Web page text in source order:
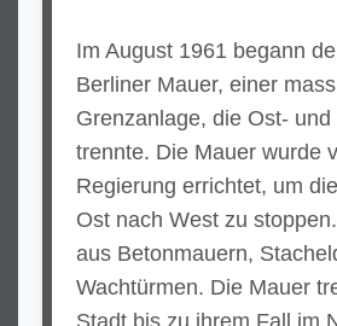
Im August 1961 begann
Berliner Mauer, einer
Grenzanlage, die Ost-
trennte. Die Mauer wurde
Regierung errichtet, um
Ost nach West zu
aus Betonmauern,
Wachtürmen. Die Mauer
Stadt bis zu ihrem Fall im